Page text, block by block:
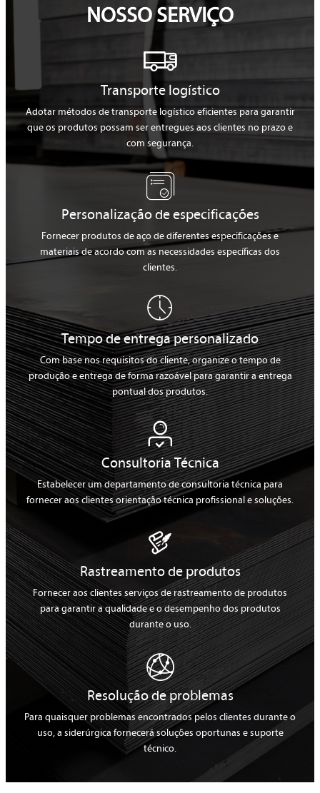
NOSSO SERVIÇO

Transporte logístico
Adotar métodos de transporte logístico eficientes para garantir
que os produtos possam ser entregues aos clientes no prazo e
com segurança.

Personalização de especificações
Fornecer produtos de aço de diferentes especificações e
materiais de acordo com as necessidades específicas dos
clientes.

Tempo de entrega personalizado
Com base nos requisitos do cliente, organize o tempo de
produção e entrega de forma razoável para garantir a entrega
pontual dos produtos.

Consultoria Técnica
Estabelecer um departamento de consultoria técnica para
fornecer aos clientes orientação técnica profissional e soluções.

Rastreamento de produtos
Fornecer aos clientes serviços de rastreamento de produtos
para garantir a qualidade e o desempenho dos produtos
durante o uso.

Resolução de problemas
Para quaisquer problemas encontrados pelos clientes durante o
uso, a siderúrgica fornecerá soluções oportunas e suporte
técnico.